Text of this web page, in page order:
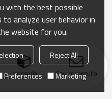
categoría Enviar consulta
with the best possible
to analyze user behavior in
website for you.
Reject All
Preferences Marketing